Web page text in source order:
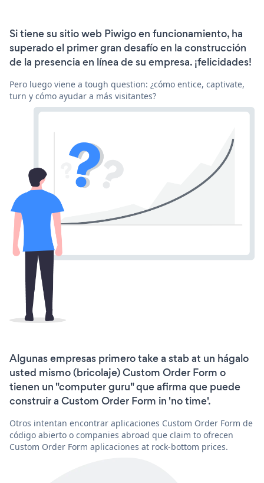
Si tiene su sitio web Piwigo en funcionamiento, ha
superado el primer gran desafío en la construcción
de la presencia en línea de su empresa. ¡felicidades!
Pero luego viene a tough question: ¿cómo entice, captivate,
turn y cómo ayudar a más visitantes?
Algunas empresas primero take a stab at un hágalo
usted mismo (bricolaje) Custom Order Form o
tienen un "computer guru" que afirma que puede
construir a Custom Order Form in 'no time'.
Otros intentan encontrar aplicaciones Custom Order Form de
código abierto o companies abroad que claim to ofrecen
Custom Order Form aplicaciones at rock-bottom prices.